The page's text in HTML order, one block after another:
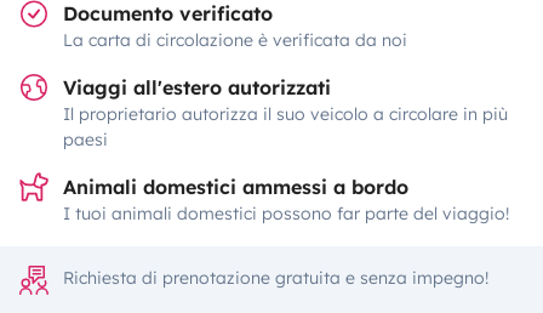
Documento verificato
La carta di circolazione è verificata da noi
Viaggi all'estero autorizzati
Il proprietario autorizza il suo veicolo a circolare in più
paesi
Animali domestici ammessi a bordo
I tuoi animali domestici possono far parte del viaggio!
Richiesta di prenotazione gratuita e senza impegno!